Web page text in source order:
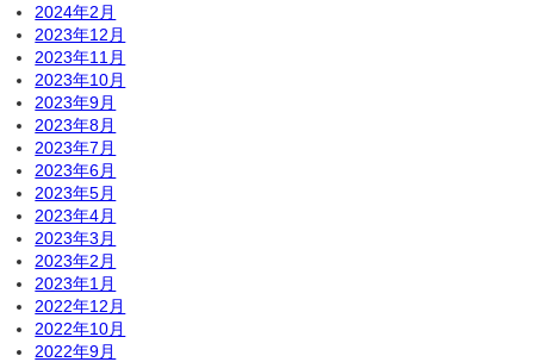
2024年2月
2023年12月
2023年11月
2023年10月
2023年9月
2023年8月
2023年7月
2023年6月
2023年5月
2023年4月
2023年3月
2023年2月
2023年1月
2022年12月
2022年10月
2022年9月